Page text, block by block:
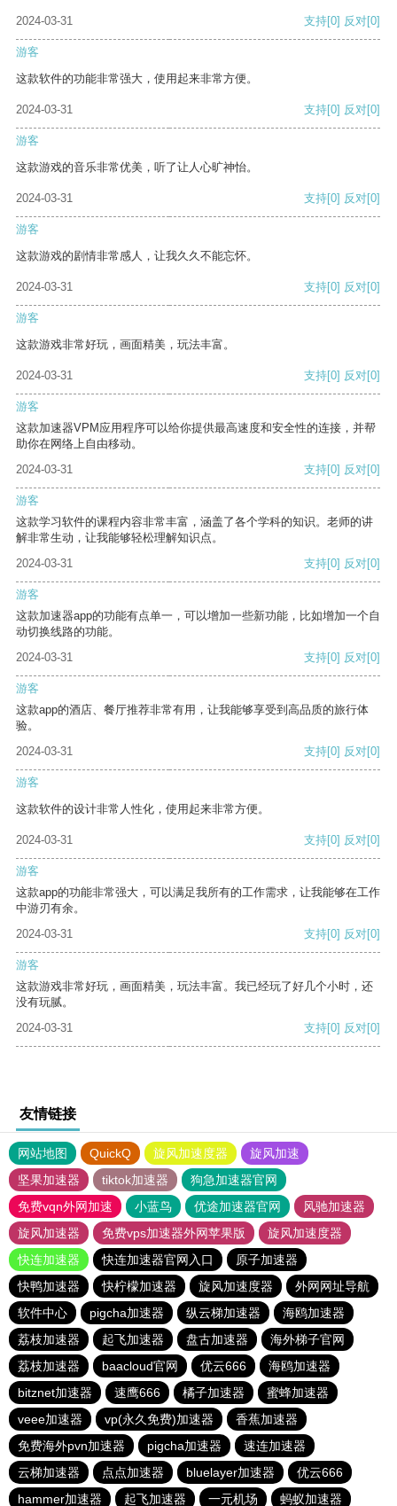
2024-03-31 支持[0] 反对[0]
游客
这款软件的功能非常强大，使用起来非常方便。
2024-03-31 支持[0] 反对[0]
游客
这款游戏的音乐非常优美，听了让人心旷神怡。
2024-03-31 支持[0] 反对[0]
游客
这款游戏的剧情非常感人，让我久久不能忘怀。
2024-03-31 支持[0] 反对[0]
游客
这款游戏非常好玩，画面精美，玩法丰富。
2024-03-31 支持[0] 反对[0]
游客
这款加速器VPM应用程序可以给你提供最高速度和安全性的连接，并帮
助你在网络上自由移动。
2024-03-31
支持[0] 反对[0]
游客
这款学习软件的课程内容非常丰富，涵盖了各个学科的知识。老师的讲
解非常生动，让我能够轻松理解知识点。
2024-03-31
支持[0] 反对[0]
游客
这款加速器app的功能有点单一，可以增加一些新功能，比如增加一个自
动切换线路的功能。
2024-03-31
支持[0] 反对[0]
游客
这款app的酒店、餐厅推荐非常有用，让我能够享受到高品质的旅行体
验。
2024-03-31
支持[0] 反对[0]
游客
这款软件的设计非常人性化，使用起来非常方便。
2024-03-31 支持[0] 反对[0]
游客
这款app的功能非常强大，可以满足我所有的工作需求，让我能够在工作
中游刃有余。
2024-03-31
支持[0] 反对[0]
游客
这款游戏非常好玩，画面精美，玩法丰富。我已经玩了好几个小时，还
没有玩腻。
2024-03-31
支持[0] 反对[0]
友情链接
网站地图 QuickQ 旋风加速度器
旋风加速
坚果加速器
tiktok加速器
狗急加速器官网
免费vqn外网加速
小蓝鸟 优途加速器官网
风驰加速器
旋风加速器
免费vps加速器外网苹果版
旋风加速度器
快连加速器
快连加速器官网入口
原子加速器
快鸭加速器
快柠檬加速器 旋风加速度器
外网网址导航
软件中心
pigcha加速器 纵云梯加速器
海鸥加速器
荔枝加速器
起飞加速器 盘古加速器
海外梯子官网
荔枝加速器
baacloud官网 优云666
海鸥加速器
bitznet加速器
速鹰666 橘子加速器
蜜蜂加速器
veee加速器
vp(永久免费)加速器
香蕉加速器
免费海外pvn加速器
pigcha加速器
速连加速器
云梯加速器
点点加速器 bluelayer加速器
优云666
hammer加速器
起飞加速器 一元机场 蚂蚁加速器